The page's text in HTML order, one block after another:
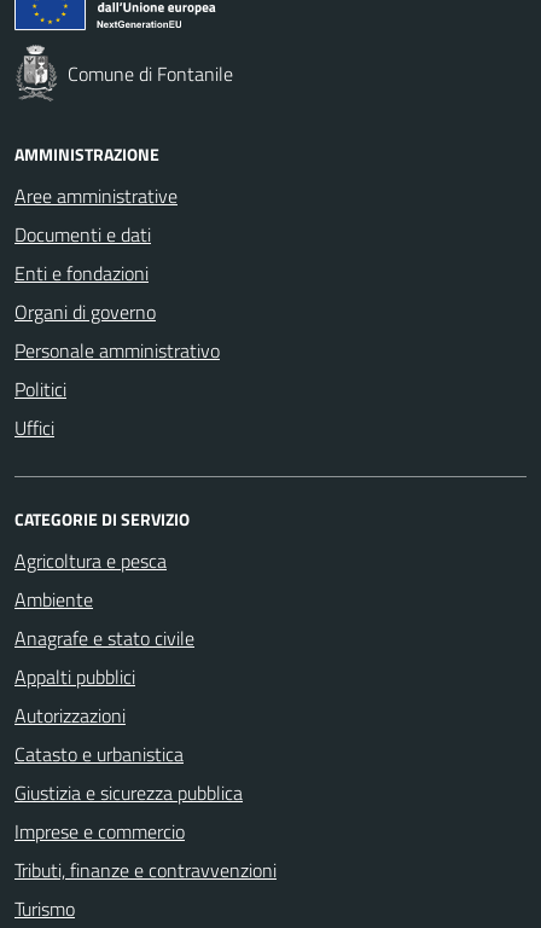
Comune di Fontanile
AMMINISTRAZIONE
Aree amministrative
Documenti e dati
Enti e fondazioni
Organi di governo
Personale amministrativo
Politici
Uffici
CATEGORIE DI SERVIZIO
Agricoltura e pesca
Ambiente
Anagrafe e stato civile
Appalti pubblici
Autorizzazioni
Catasto e urbanistica
Giustizia e sicurezza pubblica
Imprese e commercio
Tributi, finanze e contravvenzioni
Turismo